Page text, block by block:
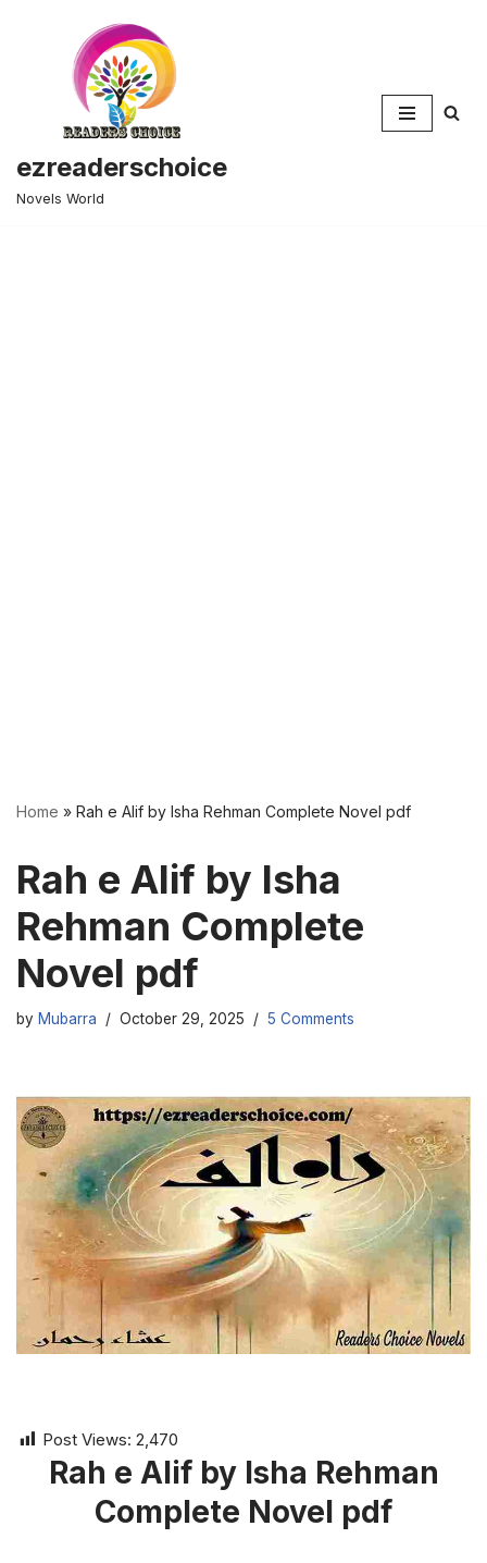
ezreaderschoice
Novels World
Home » Rah e Alif by Isha Rehman Complete Novel pdf
Rah e Alif by Isha
Rehman Complete
Novel pdf
by Mubarra October 29, 2025 5 Comments
Post Views: 2,470
Rah e Alif by Isha Rehman
Complete Novel pdf